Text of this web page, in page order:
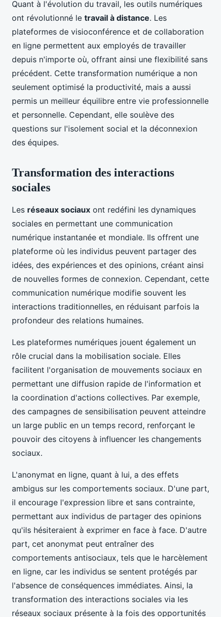
Quant à l'évolution du travail, les outils numériques
ont révolutionné le travail à distance. Les
plateformes de visioconférence et de collaboration
en ligne permettent aux employés de travailler
depuis n'importe où, offrant ainsi une flexibilité sans
précédent. Cette transformation numérique a non
seulement optimisé la productivité, mais a aussi
permis un meilleur équilibre entre vie professionnelle
et personnelle. Cependant, elle soulève des
questions sur l'isolement social et la déconnexion
des équipes.
Transformation des interactions
sociales
Les réseaux sociaux ont redéfini les dynamiques
sociales en permettant une communication
numérique instantanée et mondiale. Ils offrent une
plateforme où les individus peuvent partager des
idées, des expériences et des opinions, créant ainsi
de nouvelles formes de connexion. Cependant, cette
communication numérique modifie souvent les
interactions traditionnelles, en réduisant parfois la
profondeur des relations humaines.
Les plateformes numériques jouent également un
rôle crucial dans la mobilisation sociale. Elles
facilitent l'organisation de mouvements sociaux en
permettant une diffusion rapide de l'information et
la coordination d'actions collectives. Par exemple,
des campagnes de sensibilisation peuvent atteindre
un large public en un temps record, renforçant le
pouvoir des citoyens à influencer les changements
sociaux.
L'anonymat en ligne, quant à lui, a des effets
ambigus sur les comportements sociaux. D'une part,
il encourage l'expression libre et sans contrainte,
permettant aux individus de partager des opinions
qu'ils hésiteraient à exprimer en face à face. D'autre
part, cet anonymat peut entraîner des
comportements antisociaux, tels que le harcèlement
en ligne, car les individus se sentent protégés par
l'absence de conséquences immédiates. Ainsi, la
transformation des interactions sociales via les
réseaux sociaux présente à la fois des opportunités